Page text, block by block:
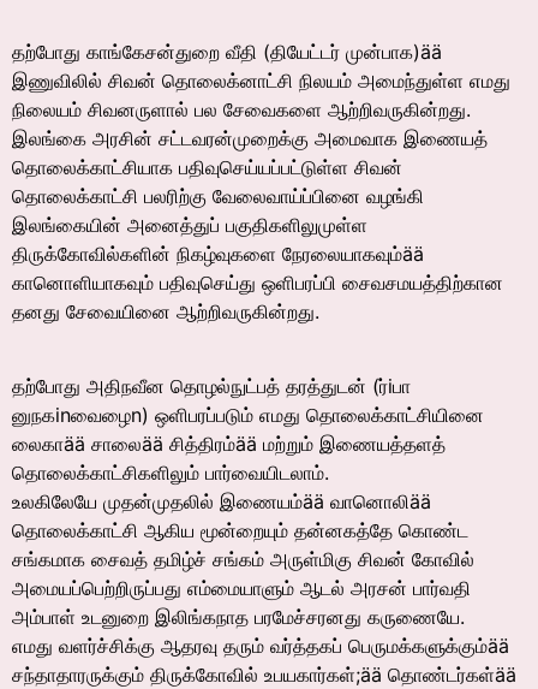
தற்போது காங்கேசன்துறை வீதி (தியேட்டர் முன்பாக)ää
இணுவிலில் சிவன் தொலைக்னாட்சி நிலயம் அமைந்துள்ள எமது
நிலையம் சிவனருளால் பல சேவைகளை ஆற்றிவருகின்றது.
இலங்கை அரசின் சட்டவரன்முறைக்கு அமைவாக இணையத்
தொலைக்காட்சியாக பதிவுசெய்யப்பட்டுள்ள சிவன்
தொலைக்காட்சி பலரிற்கு வேலைவாய்ப்பினை வழங்கி
இலங்கையின் அனைத்துப் பகுதிகளிலுமுள்ள
திருக்கோவில்களின் நிகழ்வுகளை நேரலையாகவும்ää
கானொளியாகவும் பதிவுசெய்து ஒளிபரப்பி சைவசமயத்திற்கான
தனது சேவையினை ஆற்றிவருகின்றது.
தற்போது அதிநவீன தொழல்நுட்பத் தரத்துடன் (ர்iபா
னுநகinவைழைn) ஒளிபரப்படும் எமது தொலைக்காட்சியினை
லைகாää சாலைää சித்திரம்ää மற்றும் இணையத்தளத்
தொலைக்காட்சிகளிலும் பார்வையிடலாம்.
உலகிலேயே முதன்முதலில் இணையம்ää வானொலிää
தொலைக்காட்சி ஆகிய மூன்றையும் தன்னகத்தே கொண்ட
சங்கமாக சைவத் தமிழ்ச் சங்கம் அருள்மிகு சிவன் கோவில்
அமையப்பெற்றிருப்பது எம்மையாளும் ஆடல் அரசன் பார்வதி
அம்பாள் உடனுறை இலிங்கநாத பரமேச்சரனது கருணையே.
எமது வளர்ச்சிக்கு ஆதரவு தரும் வர்த்தகப் பெருமக்களுக்கும்ää
சந்தாதாரருக்கும் திருக்கோவில் உபயகார்கள்;ää தொண்டர்கள்ää